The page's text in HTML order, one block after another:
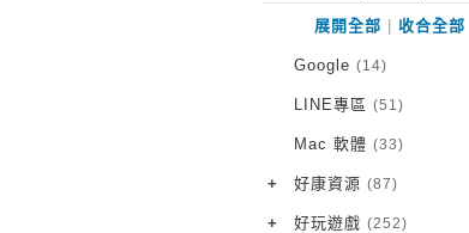
展開全部 收合全部
Google (14)
LINE專區 (51)
Mac 軟體 (33)
+ 好康資源 (87)
VPN 翻牆
+ 好玩遊戲 (252)